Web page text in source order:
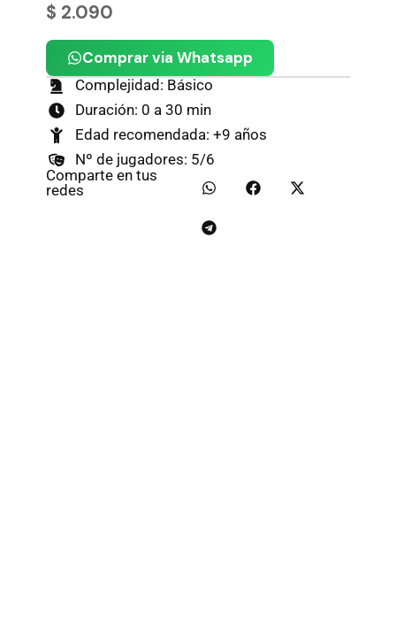
$ 2.090
Comprar via Whatsapp
Complejidad: Básico
Duración: 0 a 30 min
Edad recomendada: +9 años
Nº de jugadores: 5/6
Comparte en tus
redes